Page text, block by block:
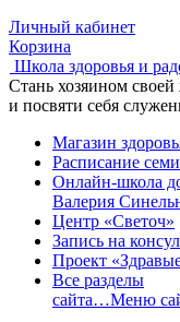
Личный кабинет
Корзина
Школа здоровья и
Стань хозяином
и посвяти себя
Магазин
Расписание
Онлайн-школа
Валерия
Центр «Светоч»
Запись на
Проект
Все разделы
сайта…Меню